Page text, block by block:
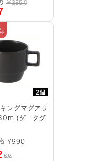
￥385.0
2個
ングマグアリ
ダークグ
¥990
税込